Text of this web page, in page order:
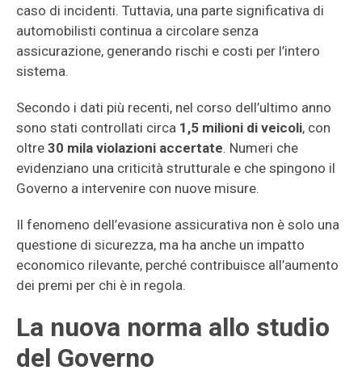
caso di incidenti. Tuttavia, una parte significativa di
automobilisti continua a circolare senza
assicurazione, generando rischi e costi per l’intero
sistema.
Secondo i dati più recenti, nel corso dell’ultimo anno
sono stati controllati circa 1,5 milioni di veicoli, con
oltre 30 mila violazioni accertate. Numeri che
evidenziano una criticità strutturale e che spingono il
Governo a intervenire con nuove misure.
Il fenomeno dell’evasione assicurativa non è solo una
questione di sicurezza, ma ha anche un impatto
economico rilevante, perché contribuisce all’aumento
dei premi per chi è in regola.
La nuova norma allo studio
del Governo